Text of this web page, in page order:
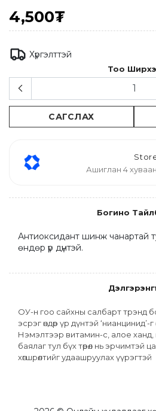
4,500₮
Хүргэлттэй
Тоо
САГСЛАХ
Ашиглан 4
Богино
Антиоксидант шинж чанартай
өндөр үр дүнтэй.
ОУ-н гоо сайхны салбарт трэнд
эсрэг өндөр үр дүнтэй ‘нианцинид’-г
Нэмэлтээр витамин-с, алое ханд,
баялаг тул бүх төрөл нь эрчимтэй
хөгшрөлтийг удаашруулах үүрэгтэй